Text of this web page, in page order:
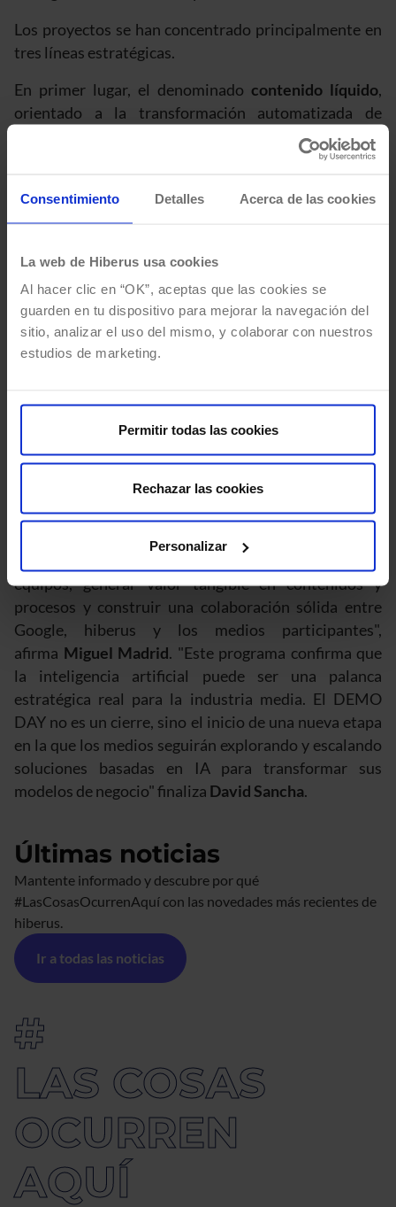
Consentimiento Detalles Acerca de las cookies
La web de Hiberus usa cookies
Al hacer clic en “OK”, aceptas que las cookies se
guarden en tu dispositivo para mejorar la navegación del
sitio, analizar el uso del mismo, y colaborar con nuestros
estudios de marketing.
Permitir todas las cookies
Personalizar
Rechazar las cookies
Los proyectos se han concentrado principalmente en
tres líneas estratégicas.
En primer lugar, el denominado contenido líquido,
orientado a la transformación automatizada de
formatos, permitiendo convertir piezas escritas en
vídeo y viceversa para ampliar el alcance de los
En segundo lugar, el desarrollo de
en tareas como documentación, estructuración,
análisis o resumen de información, mejorando la
productividad y reduciendo tiempos operativos.
Por último, se ha trabajado en sistemas de
editoriales basadas en datos.
teoría y mostrar su utilidad real en las redacciones.
equipos, generar valor tangible en contenidos y
procesos y construir una colaboración sólida entre
Google, hiberus y los medios participantes",
afirma Miguel Madrid. "Este programa confirma que
la inteligencia artificial puede ser una palanca
estratégica real para la industria media. El DEMO
DAY no es un cierre, sino el inicio de una nueva etapa
en la que los medios seguirán explorando y escalando
soluciones basadas en IA para transformar sus
modelos de negocio" finaliza David Sancha.
Últimas noticias
Mantente informado y descubre por qué
#LasCosasOcurrenAquí con las novedades más recientes de
hiberus.
Ir a todas las noticias
#
LAS COSAS
OCURREN
AQUÍ